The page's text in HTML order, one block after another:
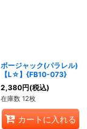
ボージャック(パラレル)
【L☆】{FB10-073}
2,380円(税込)
在庫数 12枚
カートに入れる